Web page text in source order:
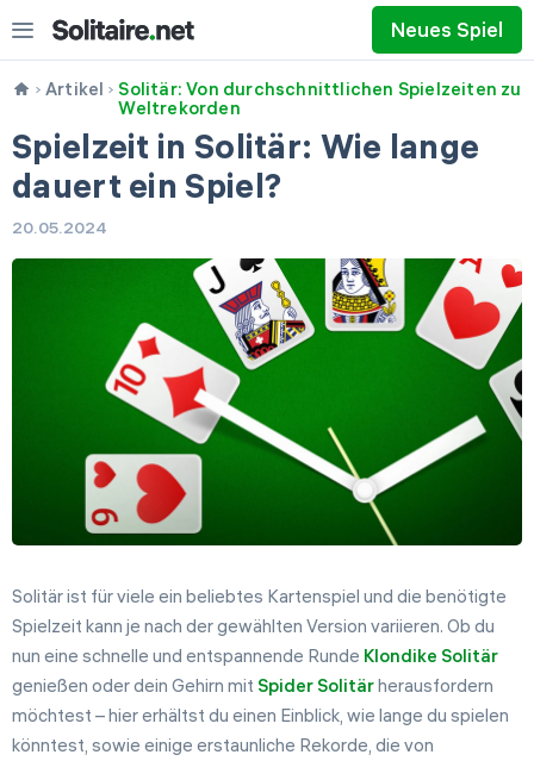
Neues Spiel
1 ziehen
3 ziehen
Artikel
Solitär: Von durchschnittlichen Spielzeiten zu
Weltrekorden
Spielzeit in Solitär: Wie lange
dauert ein Spiel?
20.05.2024
Solitär ist für viele ein beliebtes Kartenspiel und die benötigte
Spielzeit kann je nach der gewählten Version variieren. Ob du
nun eine schnelle und entspannende Runde Klondike Solitär
genießen oder dein Gehirn mit Spider Solitärherausfordern
möchtest – hier erhältst du einen Einblick, wie lange du spielen
könntest, sowie einige erstaunliche Rekorde, die von